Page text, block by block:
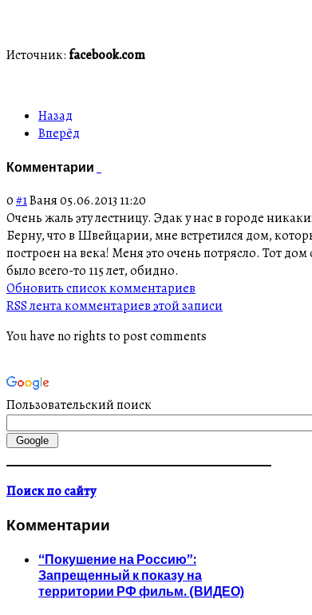
Источник: facebook.com
Назад
Вперёд
Комментарии
0#1Ваня05.06.2013 11:20
Очень жаль эту лестницу. Эдак у нас в городе
Берну, что в Швейцарии, мне встретился дом,
построен на века! Меня это очень потрясло. Тот
было всего-то 115 лет, обидно.
Обновить список комментариев
RSS лента комментариев этой записи
You have no rights to post comments
Пользовательский поиск
Поиск по сайту
Комментарии
“Покушение на Россию”:
Запрещенный к показу на
территории РФ фильм. (ВИДЕО)